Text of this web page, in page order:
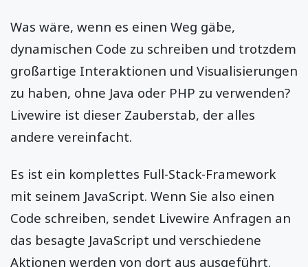
Was wäre, wenn es einen Weg gäbe,
dynamischen Code zu schreiben und trotzdem
großartige Interaktionen und Visualisierungen
zu haben, ohne Java oder PHP zu verwenden?
Livewire ist dieser Zauberstab, der alles
andere vereinfacht.
Es ist ein komplettes Full-Stack-Framework
mit seinem JavaScript. Wenn Sie also einen
Code schreiben, sendet Livewire Anfragen an
das besagte JavaScript und verschiedene
Aktionen werden von dort aus ausgeführt.